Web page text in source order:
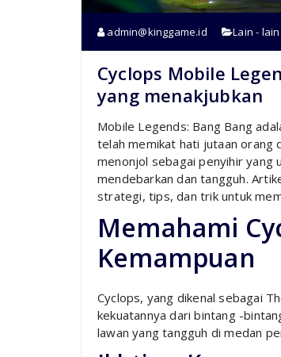
admin@kinggame.id Lain - lain
Cyclops Mobile
yang menakjubkan
Mobile Legends: Bang Bang
telah memikat hati jutaan orang
menonjol sebagai penyihir yang
mendebarkan dan tangguh.
strategi, tips, dan trik untuk
Memahami
Kemampuan
Cyclops, yang dikenal sebagai
kekuatannya dari bintang -
lawan yang tangguh di medan